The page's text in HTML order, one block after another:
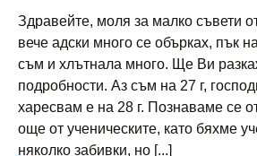
Здравейте, моля за малко съвети
вече адски много се обърках, пък
съм и хлътнала много. Ще Ви
подробности. Аз съм на 27 г,
харесвам е на 28 г. Познаваме се
още от ученическите, като бяхме
няколко забивки, но [...]